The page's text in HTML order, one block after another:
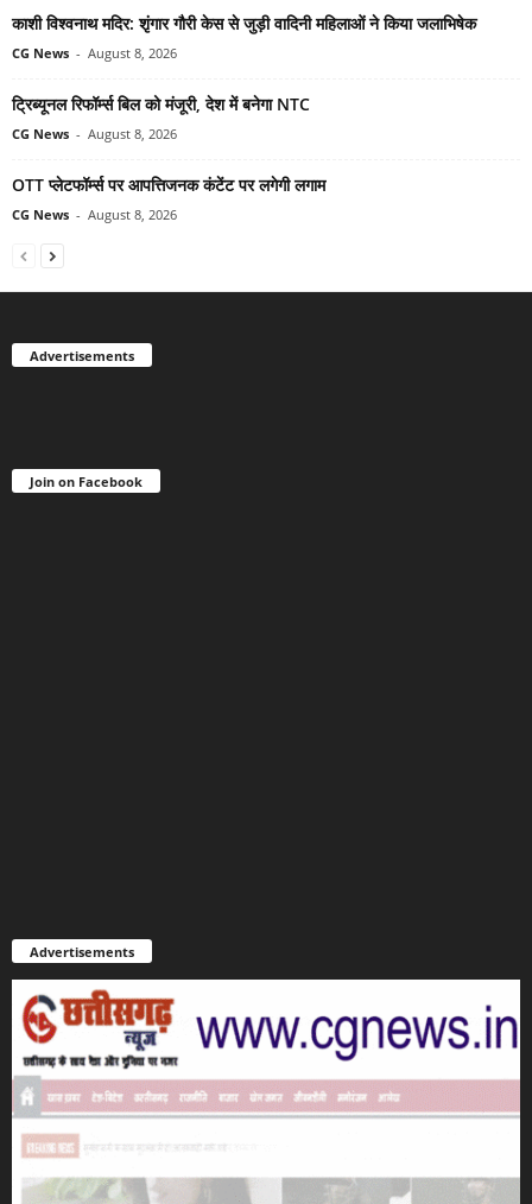
काशी विश्वनाथ मदिर: शृंगार गौरी केस से जुड़ी वादिनी महिलाओं ने किया जलाभिषेक
CG News - August 8, 2026
ट्रिब्यूनल रिफॉर्म्स बिल को मंजूरी, देश में बनेगा NTC
CG News - August 8, 2026
OTT प्लेटफॉर्म्स पर आपत्तिजनक कंटेंट पर लगेगी लगाम
CG News - August 8, 2026
Advertisements
Join on Facebook
Advertisements